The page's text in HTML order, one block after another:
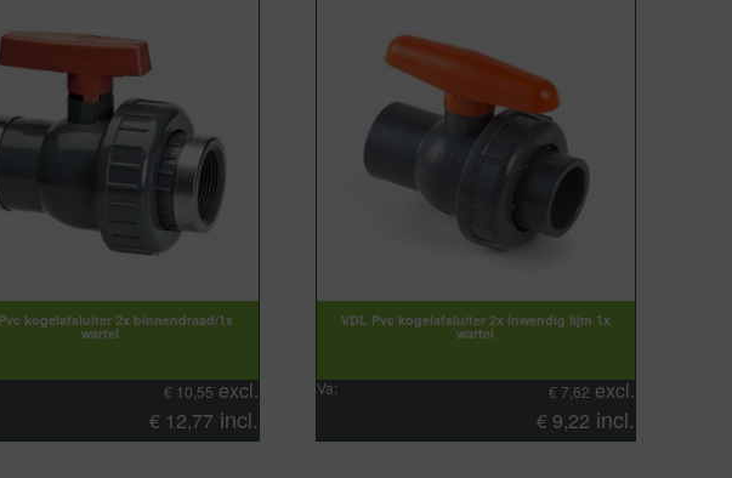
kogelafsluiter 2x binnendraad/1x
wartel
€ 10,55 excl.
€ 12,77 incl.
VDL Pvc kogelafsluiter 2x inwendig lijm 1x
wartel
Va: € 7,62 excl.
€ 9,22 incl.